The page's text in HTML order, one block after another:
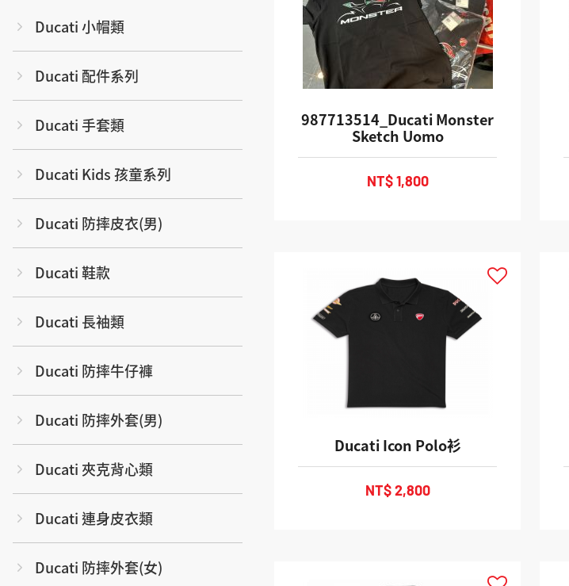
Ducati 小帽類
Ducati 配件系列
Ducati 手套類
Ducati Kids 孩童系列
Ducati 防摔皮衣(男)
Ducati 鞋款
Ducati 長袖類
Ducati 防摔牛仔褲
Ducati 防摔外套(男)
Ducati 夾克背心類
Ducati 連身皮衣類
Ducati 防摔外套(女)
987713514_Ducati Monster
Sketch Uomo
NT$ 1,800
Ducati Icon Polo衫
NT$ 2,800